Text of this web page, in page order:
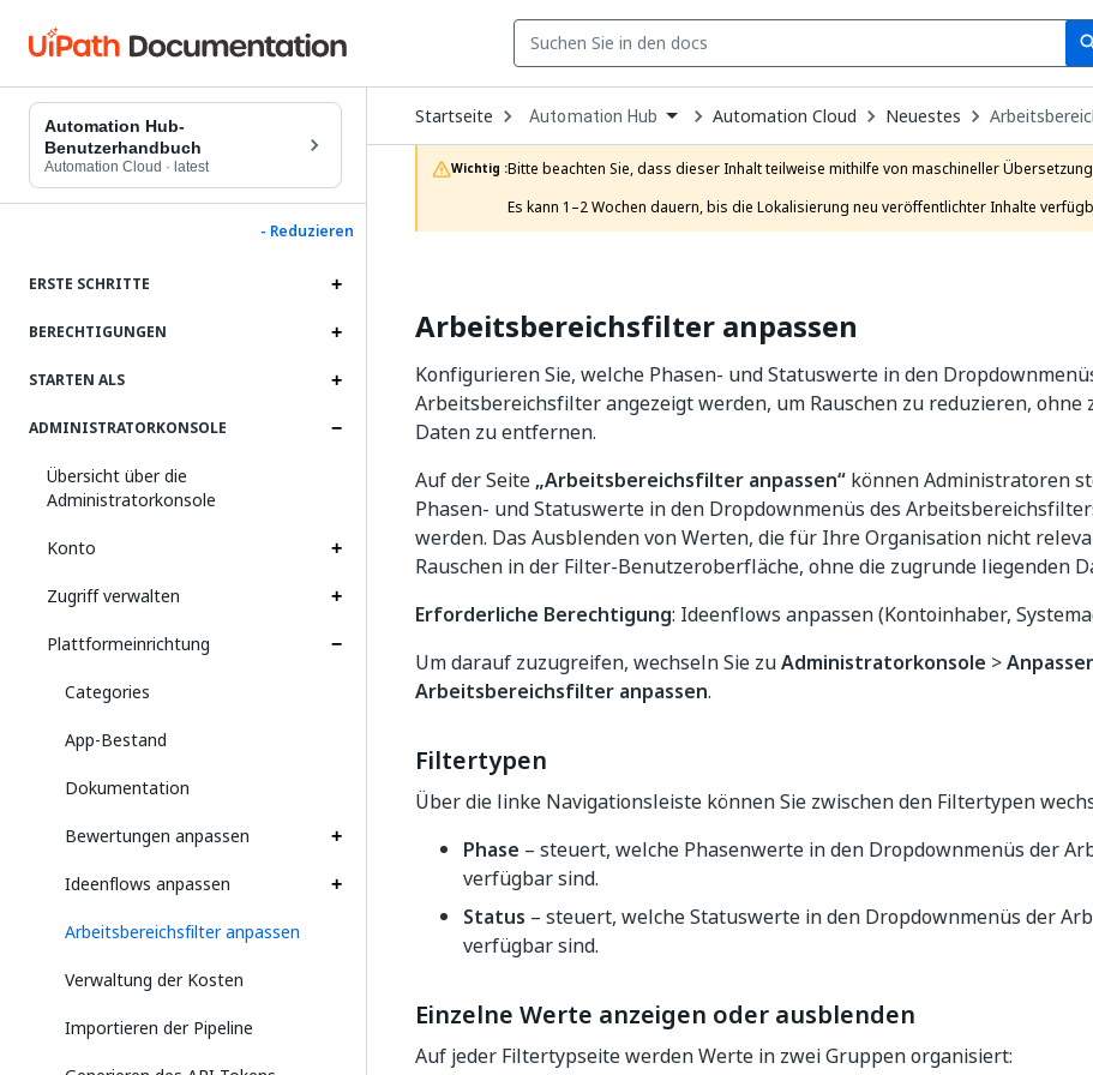
Automation Hub-
Benutzerhandbuch
Automation Cloud · latest
- Reduzieren
ERSTE SCHRITTE
BERECHTIGUNGEN
STARTEN ALS
ADMINISTRATORKONSOLE
Übersicht über die
Administratorkonsole
Konto
Zugriff verwalten
Plattformeinrichtung
Categories
App-Bestand
Dokumentation
Bewertungen anpassen
Ideenflows anpassen
Arbeitsbereichsfilter anpassen
Verwaltung der Kosten
Importieren der Pipeline
Startseite Open
Dropdown
to
choose
product
Automation Hub Automation Cloud Neuestes
Wichtig :Bitte beachten Sie, dass dieser Inhalt teilweise mithilfe von maschineller
Es kann 1–2 Wochen dauern, bis die Lokalisierung neu veröffentlichter Inhalte
Arbeitsbereichsfilter anpassen
Konfigurieren Sie, welche Phasen- und Statuswerte in den
Arbeitsbereichsfilter angezeigt werden, um Rauschen zu reduzieren, ohne
Daten zu entfernen.
Auf der Seite„Arbeitsbereichsfilter anpassen“ können Administratoren
Phasen- und Statuswerte in den Dropdownmenüs des
werden. Das Ausblenden von Werten, die für Ihre Organisation nicht
Rauschen in der Filter-Benutzeroberfläche, ohne die zugrunde liegenden
Erforderliche Berechtigung: Ideenflows anpassen (Kontoinhaber,
Um darauf zuzugreifen, wechseln Sie zuAdministratorkonsole >
Arbeitsbereichsfilter anpassen.
Filtertypen
Über die linke Navigationsleiste können Sie zwischen den Filtertypen
Phase – steuert, welche Phasenwerte in den Dropdownmenüs der
verfügbar sind.
Status – steuert, welche Statuswerte in den Dropdownmenüs der
verfügbar sind.
Einzelne Werte anzeigen oder ausblenden
Auf jeder Filtertypseite werden Werte in zwei Gruppen organisiert: